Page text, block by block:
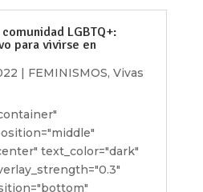
LGBTQ+:
para vivirse en
| FEMINISMOS, Vivas
text_color="dark"